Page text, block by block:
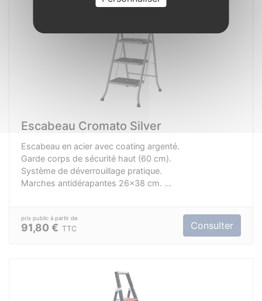
Escabeau Cromato Silver
Escabeau en acier avec coating argenté.
Garde corps de sécurité haut (60 cm).
Système de déverrouillage pratique.
Marches antidérapantes 26x38 cm.
91,80 € TTC Consulter